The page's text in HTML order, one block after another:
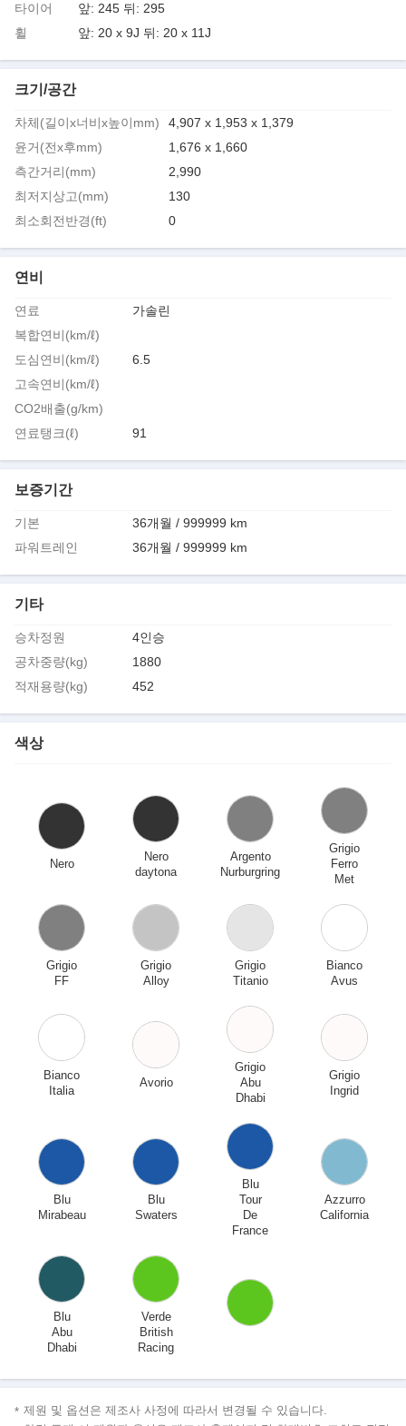
타이어
앞: 245 뒤: 295
휠
앞: 20 x 9J 뒤: 20 x 11J
크기/공간
차체(길이x너비x높이mm)
4,907 x 1,953 x 1,379
윤거(전x후mm)
1,676 x 1,660
측간거리(mm)
2,990
최저지상고(mm)
130
최소회전반경(ft)
0
연비
연료
가솔린
복합연비(km/ℓ)
도심연비(km/ℓ)
6.5
고속연비(km/ℓ)
CO2배출(g/km)
연료탱크(ℓ)
91
보증기간
기본
36개월 / 999999 km
파워트레인
36개월 / 999999 km
기타
승차정원
4인승
공차중량(kg)
1880
적재용량(kg)
452
색상
Nero
Nero
daytona
Argento
Nurburgring
Grigio
Ferro
Met
Grigio
FF
Grigio
Alloy
Grigio
Titanio
Bianco
Avus
Bianco
Italia
Avorio
Grigio
Abu
Dhabi
Grigio
Ingrid
Blu
Mirabeau
Blu
Swaters
Blu
Tour
De
France
Azzurro
California
Blu
Abu
Dhabi
Verde
British
Racing
제원 및 옵션은 제조사 사정에 따라서 변경될 수 있습니다.